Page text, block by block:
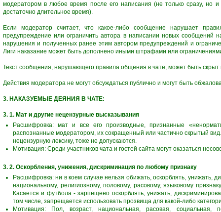
модератором в любое время после его написания (не только сразу, но
достаточно длительное время).
Если модератор считает, что какое-либо сообщение нарушает
предупреждение или ограничить автора в написании новых сообщений
нарушения и полученных ранее этим автором предупреждений и
Лиги наказание может быть дополнено иными штрафами или ограничениями
Текст сообщения, нарушающего правила общения в чате, может быть
Действия модератора не могут обсуждаться публично и могут быть
3. НАКАЗУЕМЫЕ ДЕЯНИЯ В ЧАТЕ:
3. 1. Мат и другие нецензурные высказывания
Расшифровка: мат и все его производные, признанные
распознанные модератором, их сокращенный или частично скрытый
нецензурную лексику, тоже не допускаются.
Мотивация: Среди участников чата и гостей сайта могут оказаться
3. 2. Оскорбления, унижения, дискриминация по любому признаку
Расшифровка: ни в коем случае нельзя обижать, оскорблять, унижать,
национальному, религиозному, половому, расовому, языковому
Касается и футбола - зарпещено оскорблять, унижать,
том числе, запрещается использовать прозвища для какой-либо
Мотивация: Пол, возраст, национальная, расовая, социальная,